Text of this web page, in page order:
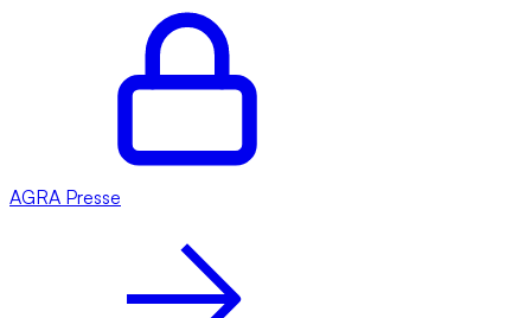
AGRA Presse